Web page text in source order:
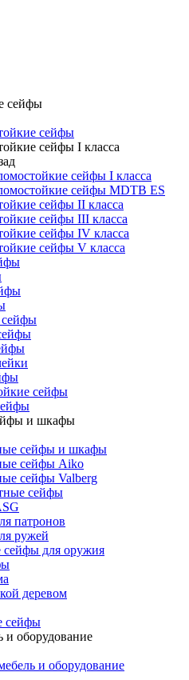
сейфы
сейфы
сейфы I класса
сейфы I класса
сейфы MDTB ES
сейфы II класса
сейфы III класса
сейфы IV класса
сейфы V класса
сейфы
сейфы
и шкафы
сейфы и шкафы
сейфы Aiko
сейфы Valberg
сейфы
патронов
ружей
для оружия
деревом
сейфы
и оборудование
и оборудование